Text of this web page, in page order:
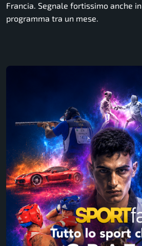
Francia. Segnale fortissimo anche
programma tra un mese.